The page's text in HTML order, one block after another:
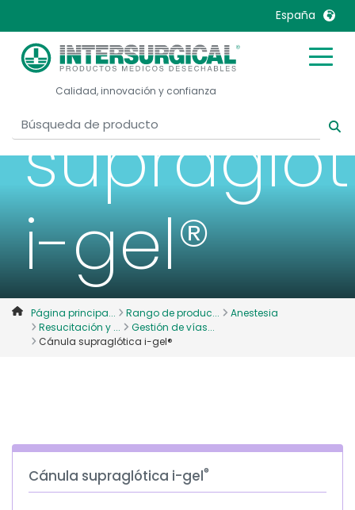
España
United Kingdom
United States
Australia
Belgique, Français
Canada, Français
China
Denmark
Deutschland
Malaysia
Russia
Calidad, innovación y confianza
Cánula
i-gel®
Página principa... Rango de produc...
Anestesia
Resucitación y ...
Gestión de vías...
Cánula supraglótica i-gel®
Cánula supraglótica i-gel®